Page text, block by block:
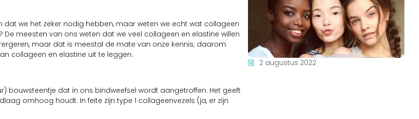
dat we het zeker nodig hebben, maar weten we echt wat collageen
meesten van ons weten dat we veel collageen en elastine willen
maar dat is meestal de mate van onze kennis; daarom
collageen en elastine uit te leggen.
bouwsteentje dat in ons bindweefsel wordt aangetroffen. Het geeft
omhoog houdt. In feite zijn type 1 collageenvezels (ja, er zijn
2 augustus 2022